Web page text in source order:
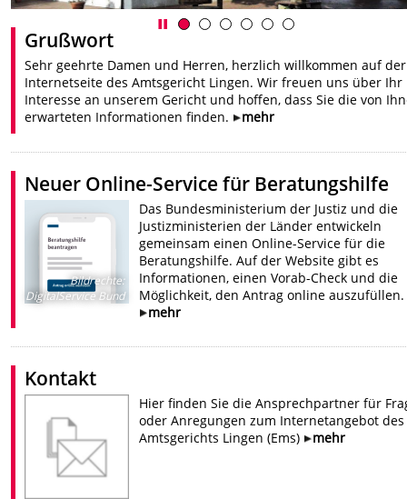
Grußwort
Sehr geehrte Damen und Herren, herzlich willkommen auf der
Internetseite des Amtsgericht Lingen. Wir freuen uns über Ihr
Interesse an unserem Gericht und hoffen, dass Sie die von
erwarteten Informationen finden.
mehr
Neuer Online-Service für Beratungshilfe
Bildrechte:
DigitalService Bund
Das Bundesministerium der Justiz und die
Justizministerien der Länder entwickeln
gemeinsam einen Online-Service für die
Beratungshilfe. Auf der Website gibt es
Informationen, einen Vorab-Check und die
Möglichkeit, den Antrag online auszufüllen.
mehr
Kontakt
Hier finden Sie die Ansprechpartner für
oder Anregungen zum Internetangebot des
Amtsgerichts Lingen (Ems)
mehr